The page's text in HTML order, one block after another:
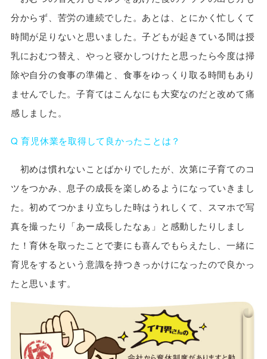
分からず、苦労の連続でした。あとは、とにかく忙しくて
時間が足りないと思いました。子どもが起きている間は授
乳におむつ替え、やっと寝かしつけたと思ったら今度は掃
除や自分の食事の準備と、食事をゆっくり取る時間もあり
ませんでした。子育てはこんなにも大変なのだと改めて痛
感しました。
Q 育児休業を取得して良かったことは？
初めは慣れないことばかりでしたが、次第に子育てのコ
ツをつかみ、息子の成長を楽しめるようになっていきまし
た。初めてつかまり立ちした時はうれしくて、スマホで写
真を撮ったり「あー成長したなぁ」と感動したりしまし
た！育休を取ったことで妻にも喜んでもらえたし、一緒に
育児をするという意識を持つきっかけになったので良かっ
たと思います。